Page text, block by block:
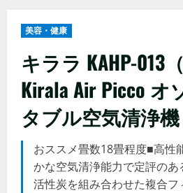
ー美容・健康
キララ KAHP-013
Kirala Air Picco オ
タブル空気清浄機
おススメ畳数18畳程度■高性
かな空気清浄能力で定評のあ
活性炭を組み合わせた複合